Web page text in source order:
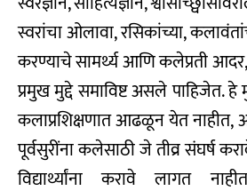
स्वरांचा ओलावा, रसिकांच्या,
करण्याचे सामर्थ्य आणि कलेप्रती आदर,
प्रमुख मुद्दे समाविष्ट असले पाहिजेत.
कलाप्रशिक्षणात आढळून येत नाहीत,
पूर्वसुरींना कलेसाठी जे तीव्र संघर्ष
विद्यार्थ्यांना करावे लागत